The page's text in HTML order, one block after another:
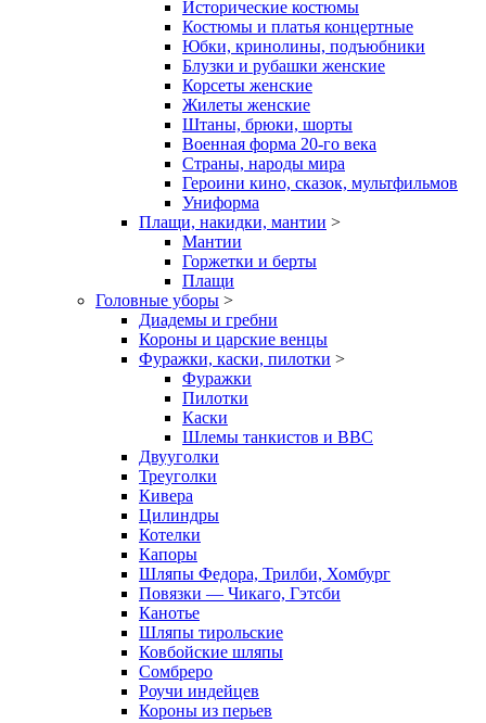
Исторические костюмы
Костюмы и платья концертные
Юбки, кринолины, подъюбники
Блузки и рубашки женские
Корсеты женские
Жилеты женские
Штаны, брюки, шорты
Военная форма 20-го века
Страны, народы мира
Героини кино, сказок, мультфильмов
Униформа
Плащи, накидки, мантии >
Мантии
Горжетки и берты
Плащи
Головные уборы >
Диадемы и гребни
Короны и царские венцы
Фуражки, каски, пилотки >
Фуражки
Пилотки
Каски
Шлемы танкистов и ВВС
Двууголки
Треуголки
Кивера
Цилиндры
Котелки
Капоры
Шляпы Федора, Трилби, Хомбург
Повязки — Чикаго, Гэтсби
Канотье
Шляпы тирольские
Ковбойские шляпы
Сомбреро
Роучи индейцев
Короны из перьев